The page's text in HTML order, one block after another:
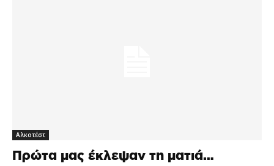
Αλκοτέστ
Πρώτα μας έκλεψαν τη ματιά…